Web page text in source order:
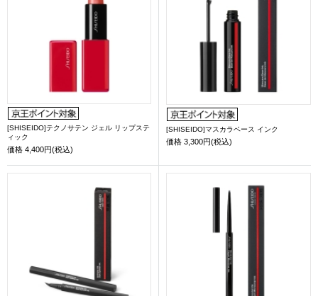
[SHISEIDO]テクノサテン ジェル リップステ
ィック
価格 4,400円(税込)
[SHISEIDO]マスカラベース インク
価格 3,300円(税込)